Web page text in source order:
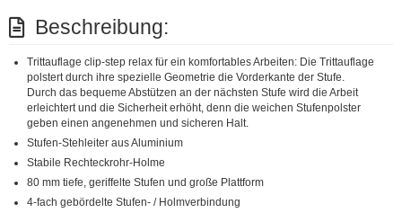
Beschreibung:
Trittauflage clip-step relax für ein komfortables Arbeiten: Die Trittauflage
polstert durch ihre spezielle Geometrie die Vorderkante der Stufe.
Durch das bequeme Abstützen an der nächsten Stufe wird die Arbeit
erleichtert und die Sicherheit erhöht, denn die weichen Stufenpolster
geben einen angenehmen und sicheren Halt.
Stufen-Stehleiter aus Aluminium
Stabile Rechteckrohr-Holme
80 mm tiefe, geriffelte Stufen und große Plattform
4-fach gebördelte Stufen- / Holmverbindung